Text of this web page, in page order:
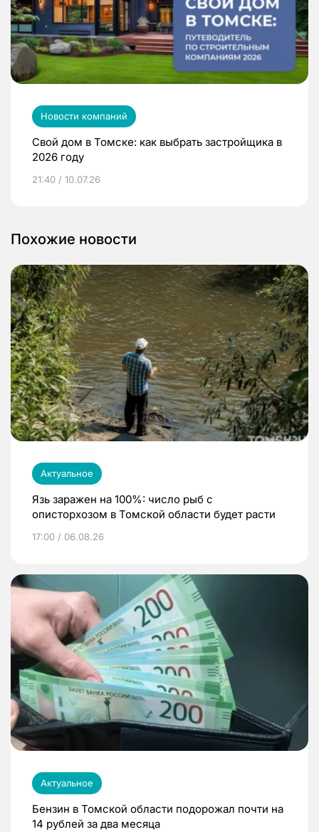
Новости компаний
Свой дом в Томске: как выбрать застройщика в
2026 году
21:40 / 10.07.26
Похожие новости
Актуальное
Язь заражен на 100%: число рыб с
описторхозом в Томской области будет расти
17:00 / 06.08.26
Актуальное
Бензин в Томской области подорожал почти на
14 рублей за два месяца